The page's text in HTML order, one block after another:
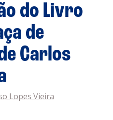
do Livro
de
Carlos
Lopes Vieira